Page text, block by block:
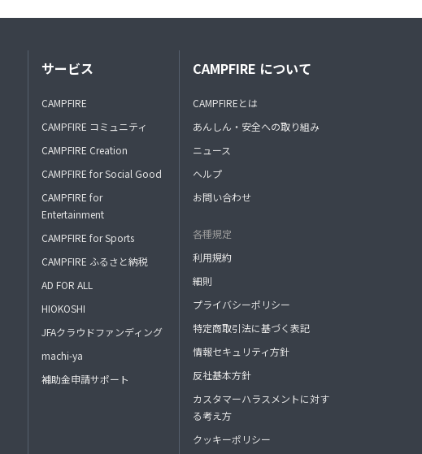
サービス
CAMPFIRE
CAMPFIRE コミュニティ
CAMPFIRE Creation
CAMPFIRE for Social Good
CAMPFIRE for
Entertainment
CAMPFIRE for Sports
CAMPFIRE ふるさと納税
AD FOR ALL
HIOKOSHI
JFAクラウドファンディング
machi-ya
補助金申請サポート
CAMPFIRE について
CAMPFIREとは
あんしん・安全への取り組み
ニュース
ヘルプ
お問い合わせ
各種規定
利用規約
細則
プライバシーポリシー
特定商取引法に基づく表記
情報セキュリティ方針
反社基本方針
カスタマーハラスメントに対す
る考え方
クッキーポリシー